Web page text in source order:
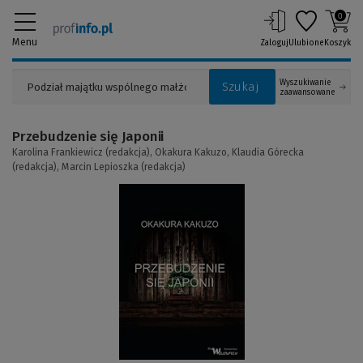
Menu
Szukaj
Wyszukiwanie
zaawansowane
ZalogujUlubione
0
Koszyk
Przebudzenie się Japonii
Karolina Frankiewicz (redakcja), Okakura Kakuzo, Klaudia Górecka
(redakcja), Marcin Lepioszka (redakcja)